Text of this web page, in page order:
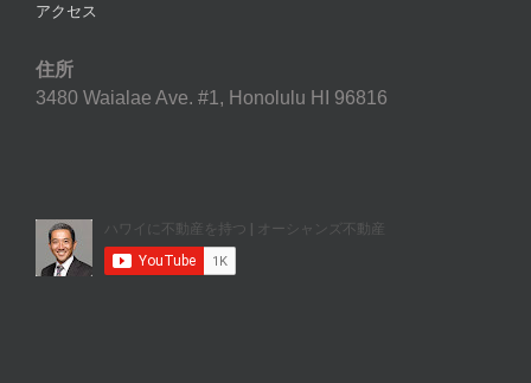
アクセス
住所
3480 Waialae Ave. #1, Honolulu HI 96816